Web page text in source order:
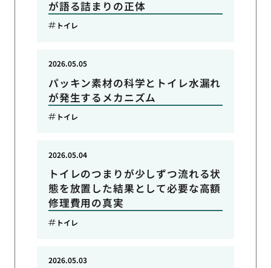
が語る詰まりの正体
トイレ
パッキン素材の科学とトイレ水漏れ
が発生するメカニズム
2026.05.05
トイレ
トイレのつまりが少しずつ流れる状
態を放置した結果として必要な高額
修理費用の真実
2026.05.04
トイレ
2026.05.03